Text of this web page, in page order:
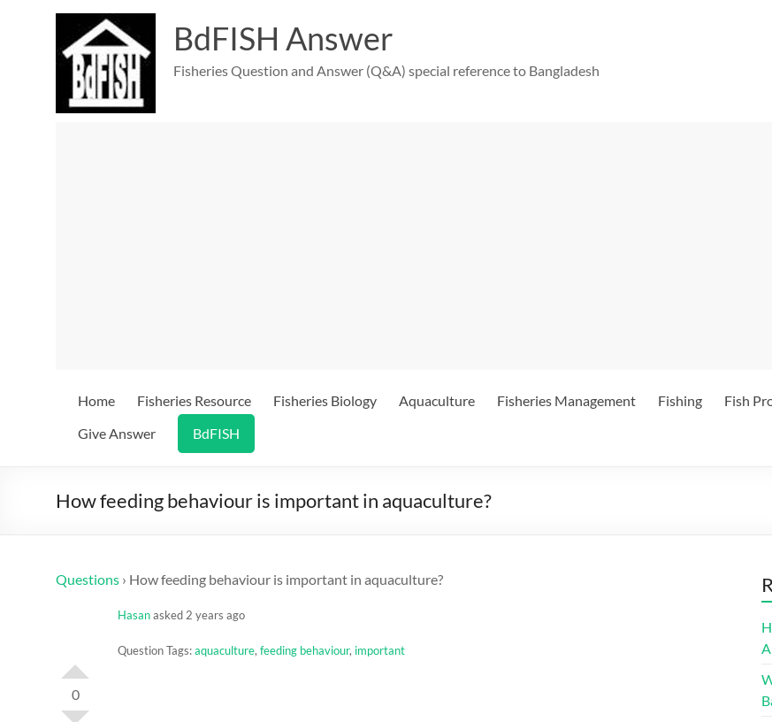
BdFISH Answer
Fisheries Question and Answer (Q&A) special reference to Bangladesh
Home Fisheries Resource Fisheries Biology Aquaculture Fisheries Management Fishing Fish
Give Answer
BdFISH
How feeding behaviour is important in aquaculture?
Questions › How feeding behaviour is important in aquaculture?
0
Hasanasked 2 years ago
Question Tags:aquaculture, feeding behaviour, important